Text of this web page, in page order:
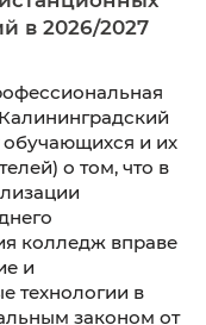
сетях
и
в 2026/